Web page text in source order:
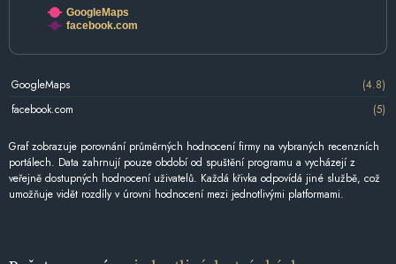
GoogleMaps
facebook.com
GoogleMaps
(4.8)
facebook.com
(5)
Graf zobrazuje porovnání průměrných hodnocení firmy na vybraných recenzních
portálech. Data zahrnují pouze období od spuštění programu a vycházejí z
veřejně dostupných hodnocení uživatelů. Každá křivka odpovídá jiné službě, což
umožňuje vidět rozdíly v úrovni hodnocení mezi jednotlivými platformami.